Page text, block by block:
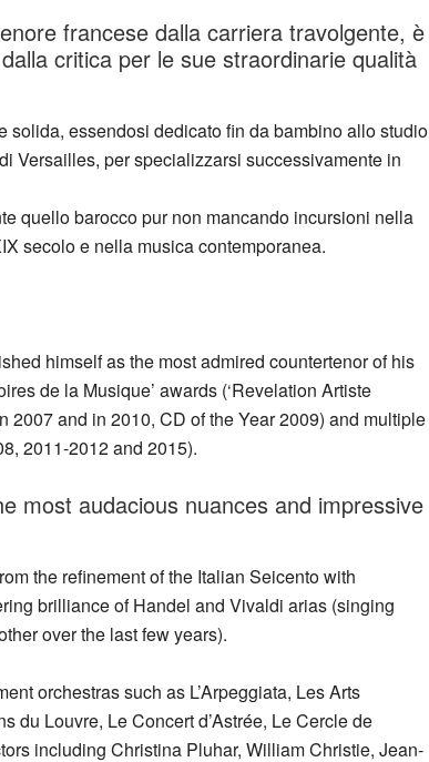
francese dalla carriera travolgente, è
critica per le sue straordinarie qualità
solida, essendosi dedicato fin da bambino allo studio
Versailles, per specializzarsi successivamente in
quello barocco pur non mancando incursioni nella
secolo e nella musica contemporanea.
himself as the most admired countertenor of his
de la Musique’ awards (‘Revelation Artiste
2007 and in 2010, CD of the Year 2009) and multiple
2011-2012 and 2015).
most audacious nuances and impressive
the refinement of the Italian Seicento with
brilliance of Handel and Vivaldi arias (singing
over the last few years).
orchestras such as L’Arpeggiata, Les Arts
du Louvre, Le Concert d’Astrée, Le Cercle de
including Christina Pluhar, William Christie, Jean-